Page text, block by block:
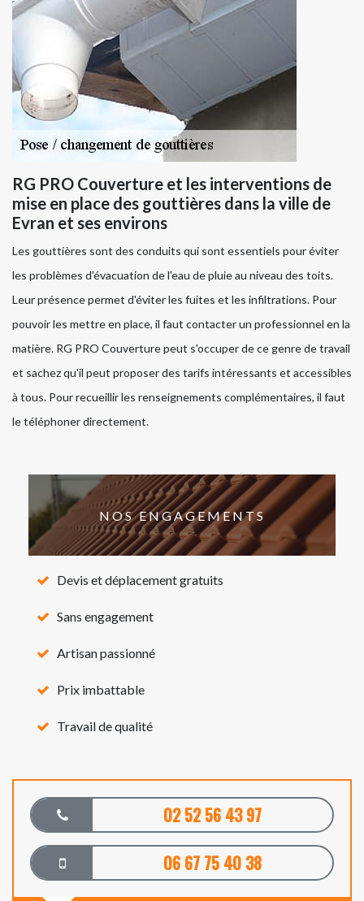
RG PRO Couverture et les interventions de
mise en place des gouttières dans la ville de
Evran et ses environs
Les gouttières sont des conduits qui sont essentiels pour éviter
les problèmes d'évacuation de l'eau de pluie au niveau des toits.
Leur présence permet d'éviter les fuites et les infiltrations. Pour
pouvoir les mettre en place, il faut contacter un professionnel en la
matière. RG PRO Couverture peut s'occuper de ce genre de travail
et sachez qu'il peut proposer des tarifs intéressants et accessibles
à tous. Pour recueillir les renseignements complémentaires, il faut
le téléphoner directement.
NOS ENGAGEMENTS
Devis et déplacement gratuits
Sans engagement
Artisan passionné
Prix imbattable
Travail de qualité
02 52 56 43 97
06 67 75 40 38